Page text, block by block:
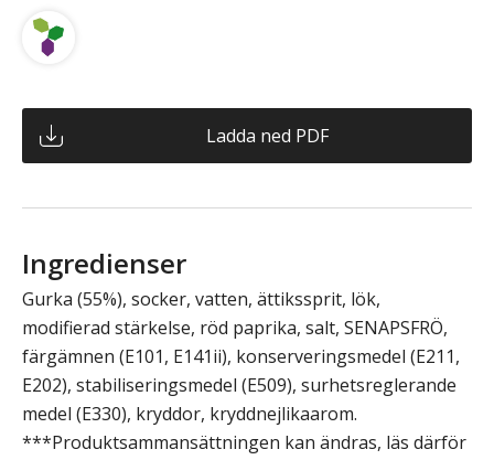
Ladda ned PDF
Ingredienser
Gurka (55%), socker, vatten, ättikssprit, lök,
modifierad stärkelse, röd paprika, salt, SENAPSFRÖ,
färgämnen (E101, E141ii), konserveringsmedel (E211,
E202), stabiliseringsmedel (E509), surhetsreglerande
medel (E330), kryddor, kryddnejlikaarom.
***Produktsammansättningen kan ändras, läs därför